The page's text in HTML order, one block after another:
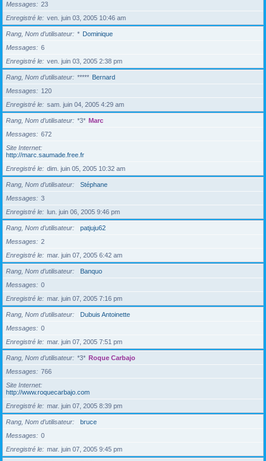
Messages
23
Enregistré le
ven. juin 03, 2005 10:46 am
Rang, Nom d’utilisateur * Dominique
Messages
6
Enregistré le
ven. juin 03, 2005 2:38 pm
Rang, Nom d’utilisateur ***** Bernard
Messages
120
Enregistré le
sam. juin 04, 2005 4:29 am
Rang, Nom d’utilisateur *3* Marc
Messages
672
Site Internet
http://marc.saumade.free.fr
Enregistré le
dim. juin 05, 2005 10:32 am
Rang, Nom d’utilisateur
Stéphane
Messages
3
Enregistré le
lun. juin 06, 2005 9:46 pm
Rang, Nom d’utilisateur
patjuju62
Messages
2
Enregistré le
mar. juin 07, 2005 6:42 am
Rang, Nom d’utilisateur
Banquo
Messages
0
Enregistré le
mar. juin 07, 2005 7:16 pm
Rang, Nom d’utilisateur
Dubuis Antoinette
Messages
0
Enregistré le
mar. juin 07, 2005 7:51 pm
Rang, Nom d’utilisateur *3* Roque Carbajo
Messages
766
Site Internet
http://www.roquecarbajo.com
Enregistré le
mar. juin 07, 2005 8:39 pm
Rang, Nom d’utilisateur
bruce
Messages
0
Enregistré le
mar. juin 07, 2005 9:45 pm